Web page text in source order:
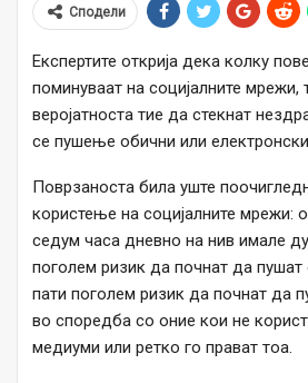
Сподели
Експертите открија дека колку
поминуваат на социјалните мрежи,
веројатноста тие да стекнат
се пушење обични или
Поврзаноста била уште
користење на социјалните мрежи:
седум часа дневно на нив имале
поголем ризик да почнат да пушат
пати поголем ризик да почнат да
во споредба со оние кои не
медиуми или ретко го прават тоа.